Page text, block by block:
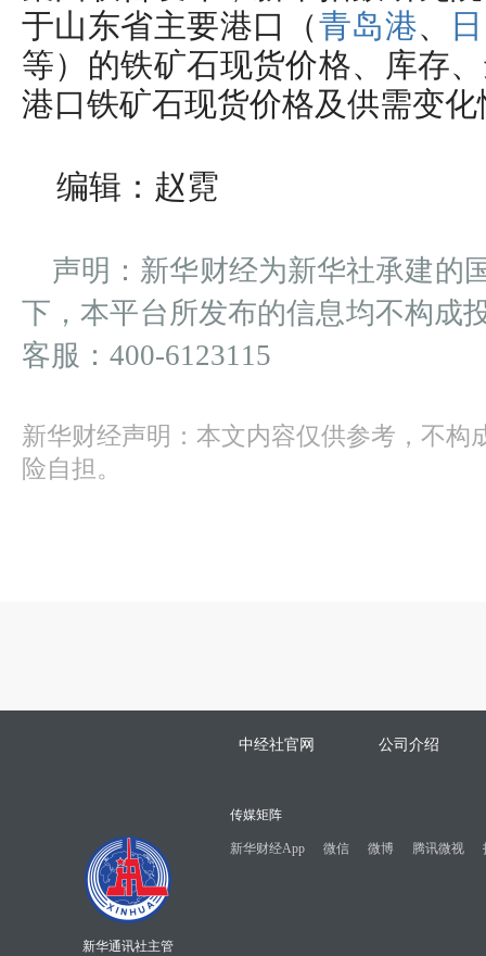
于山东省主要港口（青岛港、
等）的铁矿石现货价格、库存
港口铁矿石现货价格及供需变
编辑：赵霓
声明：新华财经为新华社承建的
下，本平台所发布的信息均不构成
客服：400-6123115
新华财经声明：本文内容仅供参考，不构
险自担。
中经社官网 公司介绍
新华通讯社主管
传媒矩阵
新华财经App 微信 微博 腾讯微视